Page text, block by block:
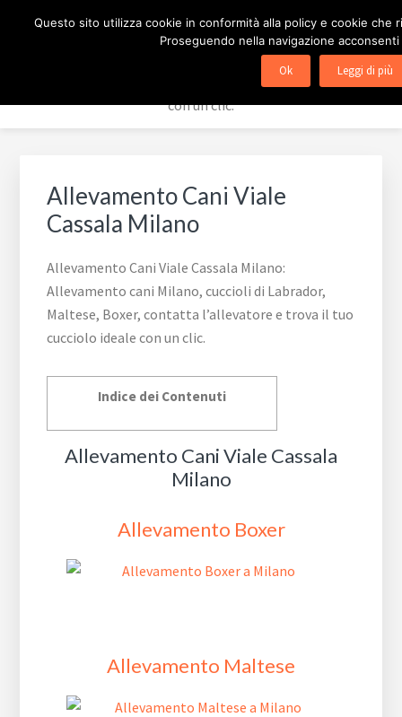
pagina
ALLEVAMENTO CANI
Allevamento cani Milano, cuccioli di Labrador, Maltese,
Boxer, contatta l'allevatore e trova il tuo cucciolo ideale
con un clic.
Allevamento Cani Viale
Cassala Milano
Allevamento Cani Viale Cassala Milano:
Allevamento cani Milano, cuccioli di Labrador,
Maltese, Boxer, contatta l’allevatore e trova il tuo
cucciolo ideale con un clic.
Indice dei Contenuti
Allevamento Cani Viale Cassala
Milano
Allevamento Boxer
Allevamento Maltese
Questo sito utilizza cookie in conformità alla policy e cookie che
Proseguendo nella navigazione acconsenti
Ok Leggi di più